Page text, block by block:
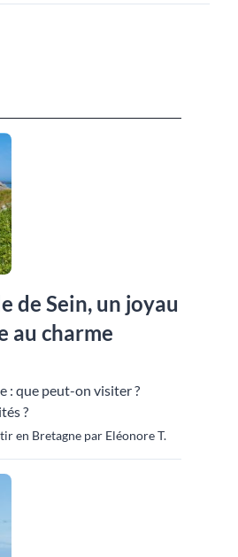
de Sein, un joyau
au charme
: que peut-on visiter ?
?
en Bretagne par Eléonore T.